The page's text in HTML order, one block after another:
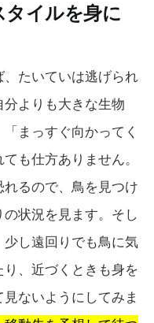
タイルを身に
たいていは逃げられ
よりも大きな生物
まっすぐ向かってく
も仕方ありません。
るので、鳥を見つけ
状況を見ます。そし
し遠回りでも鳥に気
、近づくときも身を
ないようにしてみま